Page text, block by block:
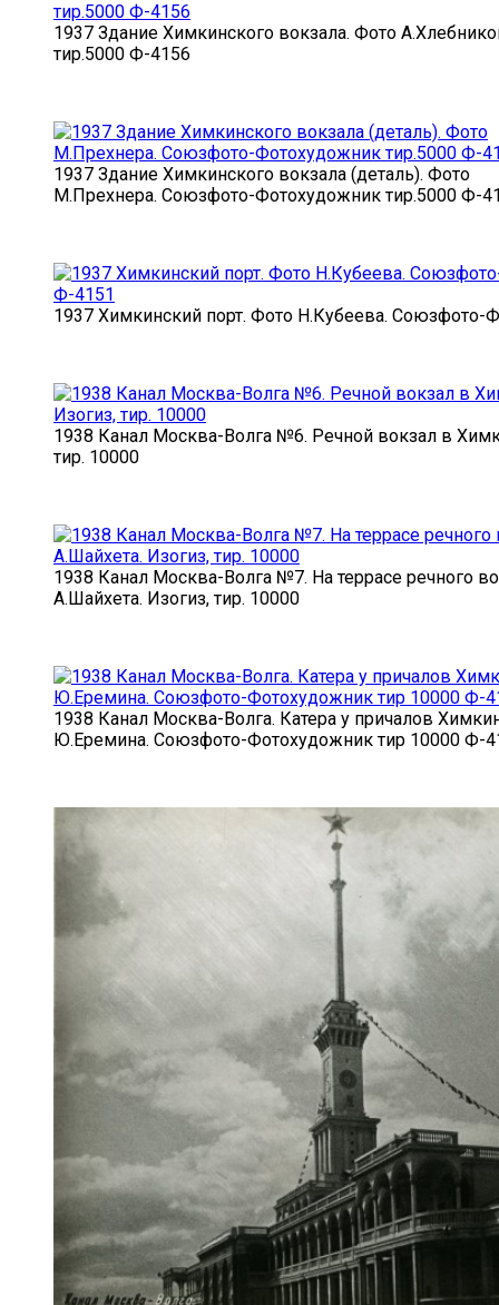
1937 Здание Химкинского вокзала. Фото
тир.5000 Ф-4156
1937 Здание Химкинского вокзала (деталь). Фото
М.Прехнера. Союзфото-Фотохудожник тир.5000 Ф-
1937 Химкинский порт. Фото Н.Кубеева. Союзфото-
1938 Канал Москва-Волга №6. Речной вокзал в
тир. 10000
1938 Канал Москва-Волга №7. На террасе речного
А.Шайхета. Изогиз, тир. 10000
1938 Канал Москва-Волга. Катера у причалов
Ю.Еремина. Союзфото-Фотохудожник тир 10000 Ф-